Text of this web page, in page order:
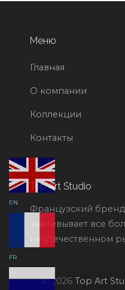
Меню
Главная
О компании
Коллекции
Контакты
Top Art Studio
Французский
завоевывает все
на отечественном
© 2026 Top Art
EN
FR